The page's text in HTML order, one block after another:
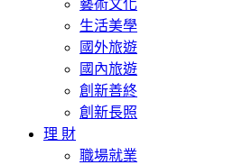
藝術文化
生活美學
國外旅遊
國內旅遊
創新善終
創新長照
理 財
職場就業